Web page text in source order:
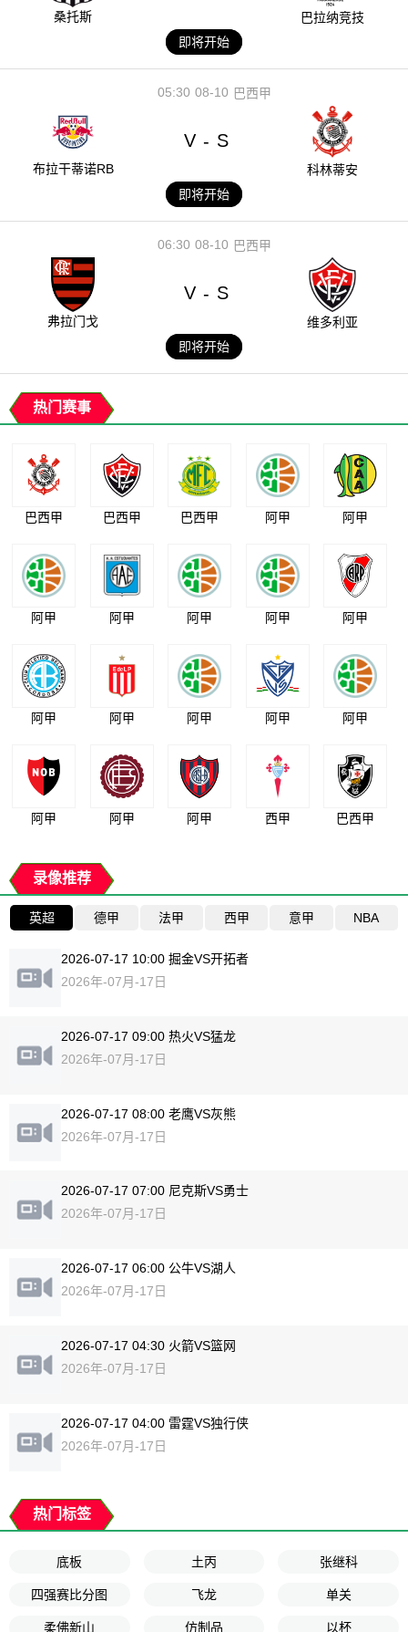
桑托斯
巴拉纳竞技
即将开始
08-10
05:30 巴西甲
布拉干蒂诺RB
V - S
科林蒂安
即将开始
08-10
06:30 巴西甲
弗拉门戈
V - S
维多利亚
即将开始
热门赛事
巴西甲 巴西甲 巴西甲 阿甲 阿甲
阿甲 阿甲 阿甲 阿甲 阿甲
阿甲 阿甲 阿甲 阿甲 阿甲
阿甲 阿甲 阿甲 西甲 巴西甲
录像推荐
英超 德甲 法甲 西甲 意甲 NBA
2026-07-17 10:00 掘金VS开拓者
2026年-07月-17日
2026-07-17 09:00 热火VS猛龙
2026年-07月-17日
2026-07-17 08:00 老鹰VS灰熊
2026年-07月-17日
2026-07-17 07:00 尼克斯VS勇士
2026年-07月-17日
2026-07-17 06:00 公牛VS湖人
2026年-07月-17日
2026-07-17 04:30 火箭VS篮网
2026年-07月-17日
2026-07-17 04:00 雷霆VS独行侠
2026年-07月-17日
热门标签
底板 土丙 张继科
四强赛比分图 飞龙 单关
柔佛新山 仿制品 以杯